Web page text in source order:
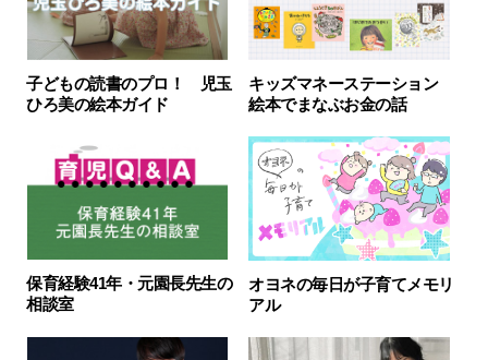
子どもの読書のプロ！ 児玉
ひろ美の絵本ガイド
キッズマネーステーション
絵本でまなぶお金の話
保育経験41年・元園長先生の
相談室
オヨネの毎日が子育てメモリ
アル